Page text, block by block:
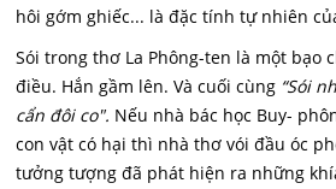
hôi gớm ghiếc... là đặc tính tự nhiên
Sói trong thơ La Phông-ten là một bạo
điều. Hắn gầm lên. Và cuối cùng “Sói
cẩn đôi co". Nếu nhà bác học Buy-
con vật có hại thì nhà thơ vói đầu óc
tưởng tượng đã phát hiện ra những